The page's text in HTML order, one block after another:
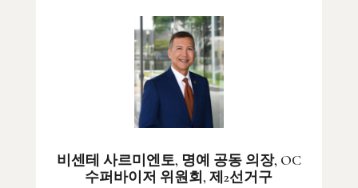
비센테 사르미엔토, 명예 공동 의장, OC
수퍼바이저 위원회, 제2선거구